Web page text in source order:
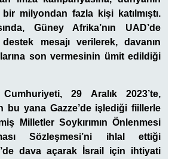
milyondan fazla kişi katılmıştı.
Güney Afrika’nın UAD’de
destek mesajı verilerek, davanın
son vermesinin ümit edildiği
29 Aralık 2023’te,
bu yana Gazze’de işlediği fiillerle
Milletler Soykırımın Önlenmesi
Sözleşmesi’ni ihlal ettiği
dava açarak İsrail için ihtiyati